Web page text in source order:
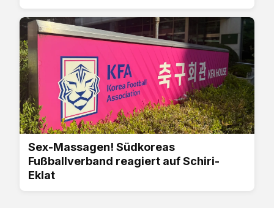
Sex-Massagen! Südkoreas
Fußballverband reagiert auf Schiri-
Eklat